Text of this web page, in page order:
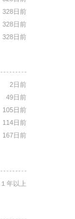
328日前
328日前
328日前
2日前
49日前
105日前
114日前
167日前
１年以上